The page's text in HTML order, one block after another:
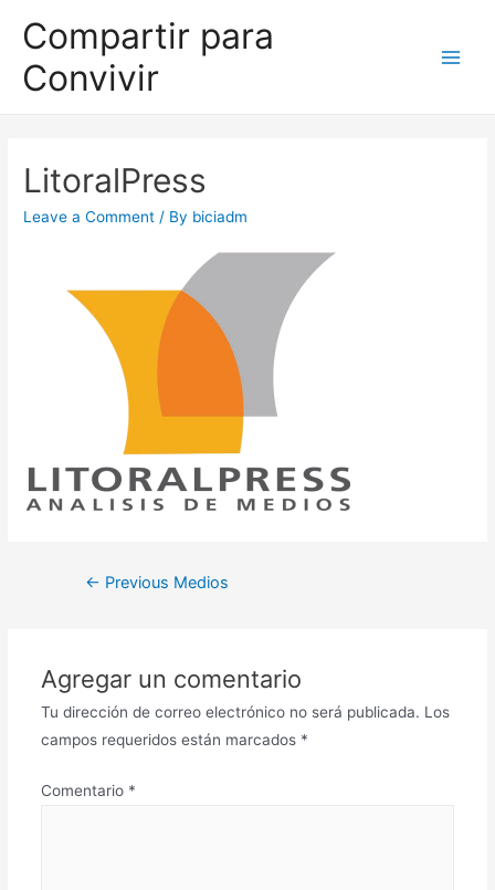
Compartir para
Convivir
LitoralPress
Leave a Comment / By biciadm
← Previous Medios
Agregar un comentario
Tu dirección de correo electrónico no será publicada. Los
campos requeridos están marcados *
Comentario *